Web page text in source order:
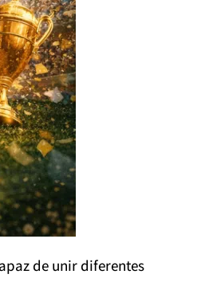
de unir diferentes